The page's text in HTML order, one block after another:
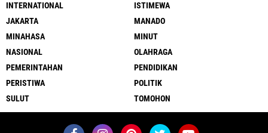
INTERNATIONAL
ISTIMEWA
JAKARTA
MANADO
MINAHASA
MINUT
NASIONAL
OLAHRAGA
PEMERINTAHAN
PENDIDIKAN
PERISTIWA
POLITIK
SULUT
TOMOHON